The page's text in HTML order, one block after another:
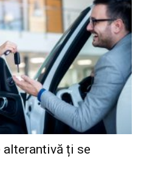
alterantivă ți se